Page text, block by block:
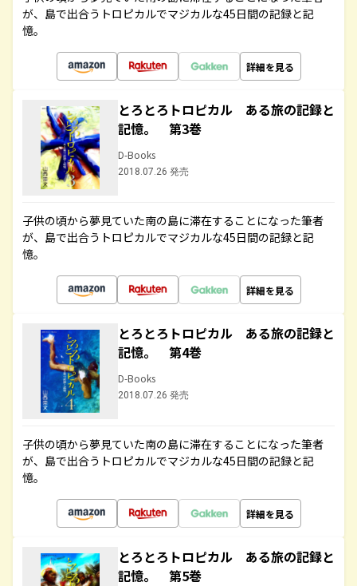
が、島で出合うトロピカルでマジカルな45日間の記録と記
憶。
詳細を見る
とろとろトロピカル ある旅の記録と
記憶。 第3巻
D-Books
2018.07.26 発売
子供の頃から夢見ていた南の島に滞在することになった筆者
が、島で出合うトロピカルでマジカルな45日間の記録と記
憶。
詳細を見る
とろとろトロピカル ある旅の記録と
記憶。 第4巻
D-Books
2018.07.26 発売
子供の頃から夢見ていた南の島に滞在することになった筆者
が、島で出合うトロピカルでマジカルな45日間の記録と記
憶。
詳細を見る
とろとろトロピカル ある旅の記録と
記憶。 第5巻